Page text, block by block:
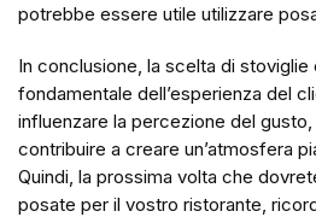
potrebbe essere utile utilizzare
In conclusione, la scelta di
fondamentale dell’esperienza del
influenzare la percezione del
contribuire a creare un’atmosfera
Quindi, la prossima volta che
posate per il vostro ristorante,